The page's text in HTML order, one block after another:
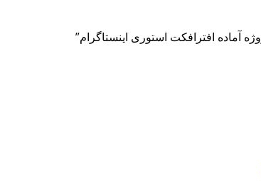
آماده افترافکت استوری اینستاگرام”